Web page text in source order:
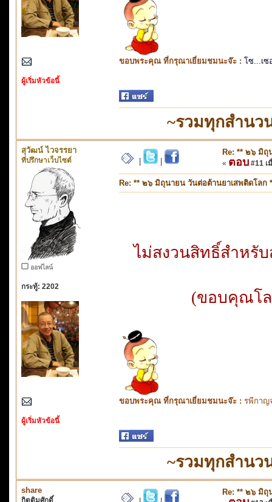
ผู้เริ่มหัวข้อนี้
ขอบพระคุณ ที่กรุณาเยี่ยมชมนะจ๊ะ : โซ...เซ
~รวมทุกสำนว
สุวัฒน์ ไวจรรยา
ที่ปรึกษาเว็บไซต์
ออฟไลน์
กระทู้: 2202
ผู้เริ่มหัวข้อนี้
Re: ** ๒๖ มิถุ
« ตอบ #11 เ
Re: ** ๒๖ มิถุนายน วันต่อต้านยาเสพติดโลก
ไม่สงวนสิทธิ์สำหรั
(ขอบคุณโ
ขอบพระคุณ ที่กรุณาเยี่ยมชมนะจ๊ะ : รพีกาญ
~รวมทุกสำนว
share
กิตติมศักดิ์
Re: ** ๒๖ มิถุ